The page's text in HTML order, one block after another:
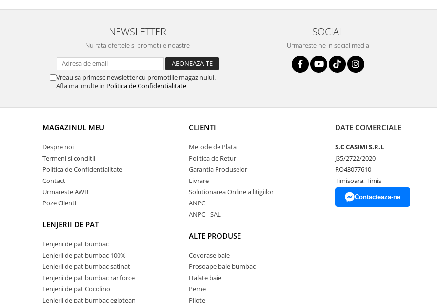
NEWSLETTER
Nu rata ofertele si promotiile noastre
Vreau sa primesc newsletter cu promotiile magazinului.
Afla mai multe in Politica de Confidentialitate
SOCIAL
Urmareste-ne in social media
MAGAZINUL MEU
Despre noi
Termeni si conditii
Politica de Confidentialitate
Contact
Urmareste AWB
Poze Clienti
LENJERII DE PAT
Lenjerii de pat bumbac
Lenjerii de pat bumbac 100%
Lenjerii de pat bumbac satinat
Lenjerii de pat bumbac ranforce
Lenjerii de pat Cocolino
Lenjerii de pat bumbac egiptean
CLIENTI
Metode de Plata
Politica de Retur
Garantia Produselor
Livrare
Solutionarea Online a litigiilor
ANPC
ANPC - SAL
ALTE PRODUSE
Covorase baie
Prosoape baie bumbac
Halate baie
Perne
Pilote
DATE COMERCIALE
S.C CASIMI S.R.L
J35/2722/2020
RO43077610
Timisoara, Timis
Contacteaza-ne